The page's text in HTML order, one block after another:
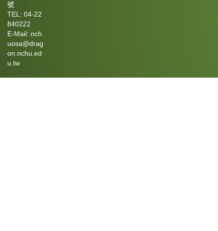
號
TEL: 04-22
840222
E-Mail: nch
uosa@drag
on.nchu.ed
u.tw